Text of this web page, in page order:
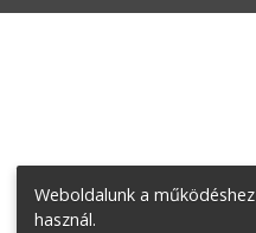
Weboldalunk a
használ.